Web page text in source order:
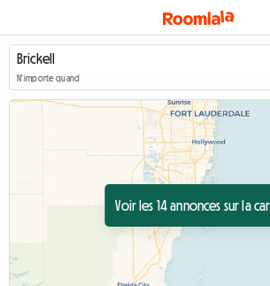
N'importe quand
Voir les 14 annonces sur la